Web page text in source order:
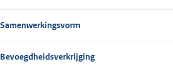
Samenwerkingsvorm
Bevoegdheidsverkrijging